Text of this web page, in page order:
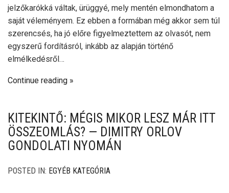
jelzőkarókká váltak, ürüggyé, mely mentén elmondhatom a
saját véleményem. Ez ebben a formában még akkor sem túl
szerencsés, ha jó előre figyelmeztettem az olvasót, nem
egyszerű fordításról, inkább az alapján történő
elmélkedésről…
Continue reading
KITEKINTŐ: MÉGIS MIKOR LESZ MÁR ITT
ÖSSZEOMLÁS? — DIMITRY ORLOV
GONDOLATI NYOMÁN
POSTED IN: EGYÉB KATEGÓRIA